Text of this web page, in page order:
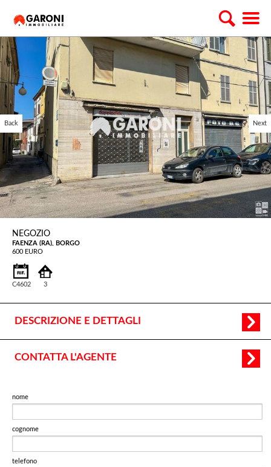
Back Next
NEGOZIO
FAENZA (RA), BORGO
600 EURO
C4602 3
DESCRIZIONE E DETTAGLI
CONTATTA L'AGENTE
nome
cognome
telefono